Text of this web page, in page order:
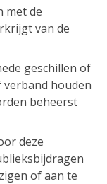
met de
van de
geschillen of
houden
beheerst
deze
of aan te